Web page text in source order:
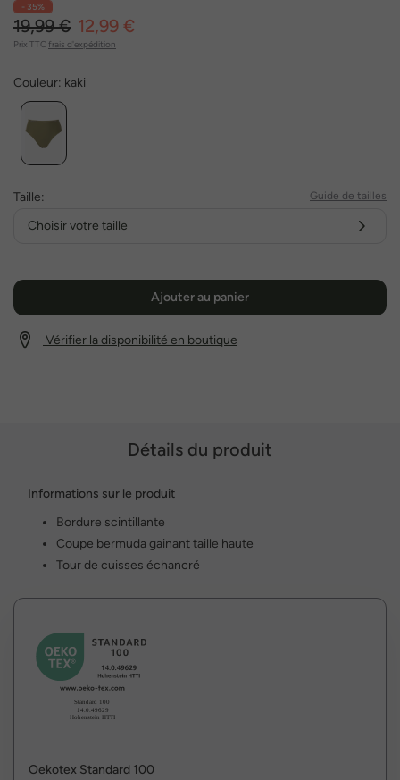
- 35%
19,99 € 12,99 €
Prix TTC frais d'expédition
Couleur: kaki
Taille: Guide de tailles
Choisir votre taille
Ajouter au panier
Vérifier la disponibilité en boutique
Détails du produit
Informations sur le produit
Bordure scintillante
Coupe bermuda gainant taille haute
Tour de cuisses échancré
Oekotex Standard 100